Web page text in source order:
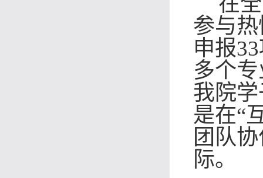
参与
申报
多个
我院
是在“
团队
际。